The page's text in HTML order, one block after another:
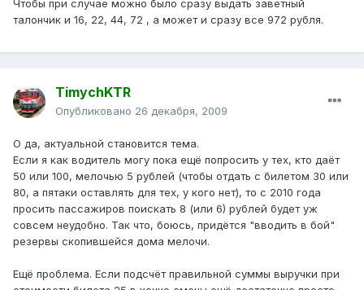
Чтобы при случае можно было сразу выдать заветный
талончик и 16, 22, 44, 72 , а может и сразу все 972 рубля.
TimychKTR
Опубликовано 26 декабря, 2009
О да, актуальной становится тема.
Если я как водитель могу пока ещё попросить у тех, кто даёт
50 или 100, мелочью 5 рублей (чтобы отдать с билетом 30 или
80, а пятаки оставлять для тех, у кого нет), то с 2010 года
просить пассажиров поискать 8 (или 6) рублей будет уж
совсем неудобно. Так что, боюсь, придётся "вводить в бой"
резервы скопившейся дома мелочи.
Ещё проблема. Если подсчёт правильной суммы выручки при